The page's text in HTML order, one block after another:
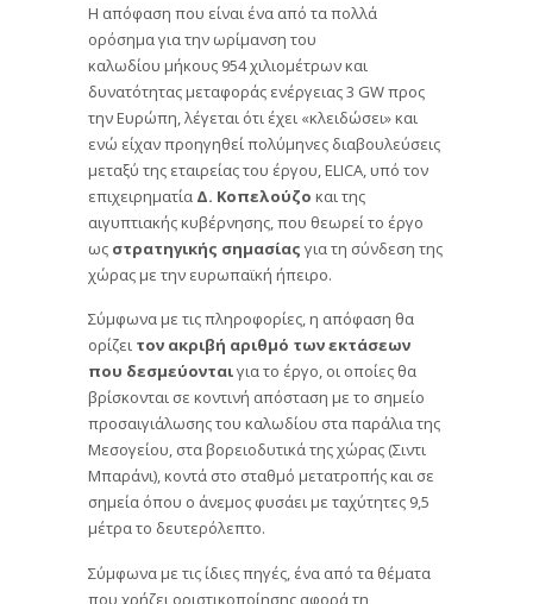
Η απόφαση που είναι ένα από τα πολλά
ορόσημα για την ωρίμανση του
καλωδίου μήκους 954 χιλιομέτρων και
δυνατότητας μεταφοράς ενέργειας 3 GW προς
την Ευρώπη, λέγεται ότι έχει «κλειδώσει» και
ενώ είχαν προηγηθεί πολύμηνες διαβουλεύσεις
μεταξύ της εταιρείας του έργου, ELICA, υπό τον
επιχειρηματία Δ. Κοπελούζο και της
αιγυπτιακής κυβέρνησης, που θεωρεί το έργο
ως στρατηγικής σημασίας για τη σύνδεση της
χώρας με την ευρωπαϊκή ήπειρο.
Σύμφωνα με τις πληροφορίες, η απόφαση θα
ορίζει τον ακριβή αριθμό των εκτάσεων
που δεσμεύονταιγια το έργο, οι οποίες θα
βρίσκονται σε κοντινή απόσταση με το σημείο
προσαιγιάλωσης του καλωδίου στα παράλια της
Μεσογείου, στα βορειοδυτικά της χώρας (Σιντι
Μπαράνι), κοντά στο σταθμό μετατροπής και σε
σημεία όπου ο άνεμος φυσάει με ταχύτητες 9,5
μέτρα το δευτερόλεπτο.
Σύμφωνα με τις ίδιες πηγές, ένα από τα θέματα
που χρήζει οριστικοποίησης αφορά τη